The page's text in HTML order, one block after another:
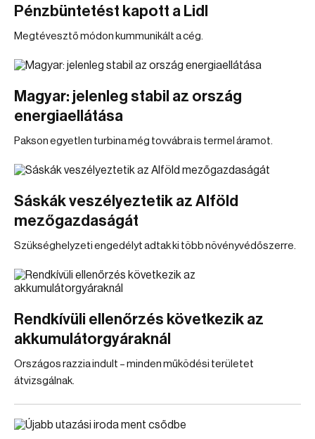
Pénzbüntetést kapott a Lidl
Megtévesztő módon kummunikált a cég.
Magyar: jelenleg stabil az ország
energiaellátása
Pakson egyetlen turbina még tovvábra is termel áramot.
Sáskák veszélyeztetik az Alföld
mezőgazdaságát
Szükséghelyzeti engedélyt adtak ki több növényvédőszerre.
Rendkívüli ellenőrzés következik az
akkumulátorgyáraknál
Országos razzia indult – minden működési területet
átvizsgálnak.